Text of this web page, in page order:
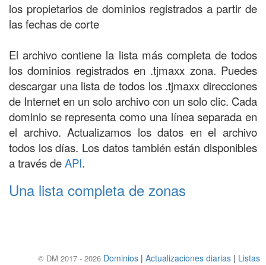
los propietarios de dominios registrados a partir de
las fechas de corte
El archivo contiene la lista más completa de todos
los dominios registrados en .tjmaxx zona. Puedes
descargar una lista de todos los .tjmaxx direcciones
de Internet en un solo archivo con un solo clic. Cada
dominio se representa como una línea separada en
el archivo. Actualizamos los datos en el archivo
todos los días. Los datos también están disponibles
a través deAPI.
Una lista completa de zonas
© DM 2017 - 2026 Dominios | Actualizaciones diarias | Listas